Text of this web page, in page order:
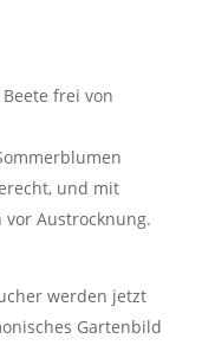
frei von
und mit
Austrocknung.
werden jetzt
Gartenbild